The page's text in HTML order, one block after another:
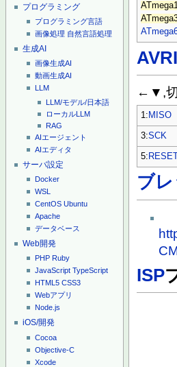
プログラミング
プログラミング言語
画像処理 自然言語処理
生成AI
画像生成AI
動画生成AI
LLM
LLM/モデル/日本語
ローカルLLM
RAG
AIエージェント
AIエディタ
サーバ設定
Docker
WSL
CentOS Ubuntu
Apache
データベース
Web開発
PHP Ruby
JavaScript TypeScript
HTML5 CSS3
Webアプリ
Node.js
iOS/開発
Cocoa
Objective-C
Xcode
←▼,切
1: MISO
3:SCK
5:
ブ
ISP